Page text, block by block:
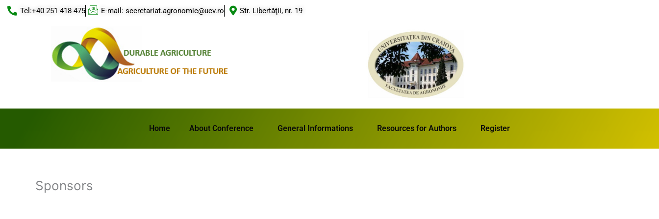
Skip
Tel:+40 251 418 475 E-mail: secretariat.agronomie@ucv.ro Str. Libertăţii, nr. 19
Home About Conference General Informations Resources for Authors Register
Sponsors